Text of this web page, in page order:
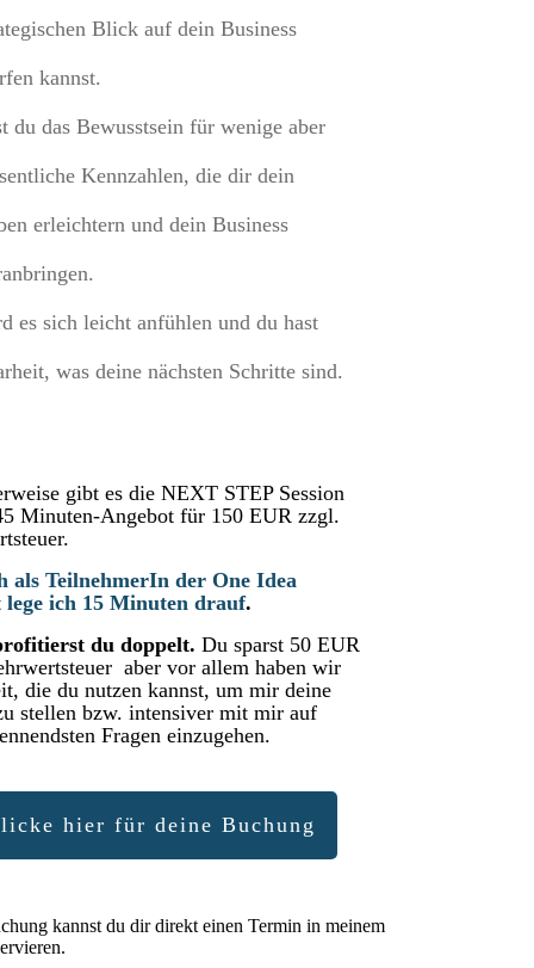
Blick auf dein Business
kannst.
du das Bewusstsein für wenige aber
Kennzahlen, die dir dein
erleichtern und dein Business
es sich leicht anfühlen und du hast
was deine nächsten Schritte sind.
gibt es die NEXT STEP Session
Minuten-Angebot für 150 EUR zzgl.
als TeilnehmerIn der One Idea
lege ich 15 Minuten drauf.
du doppelt.Du sparst 50 EUR
aber vor allem haben wir
die du nutzen kannst, um mir deine
stellen bzw. intensiver mit mir auf
Fragen einzugehen.
hier für deine Buchung
kannst du dir direkt einen Termin in meinem